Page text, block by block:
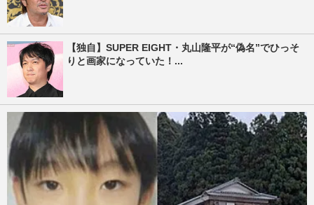
【独自】SUPER EIGHT・丸山隆平が“偽名”でひっそ
りと画家になっていた！...